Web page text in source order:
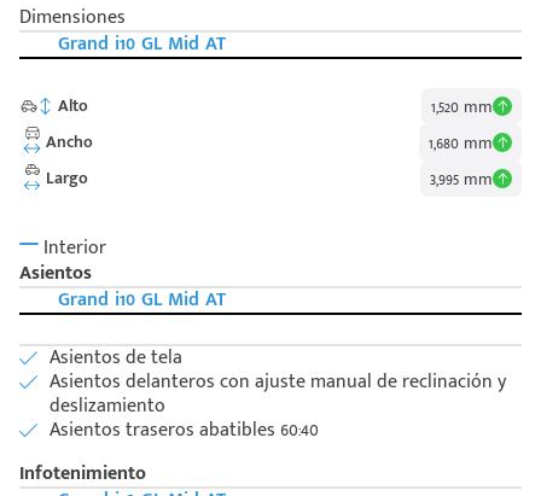
Dimensiones
Grand i10 GL Mid AT
Alto
1,520 mm
Ancho
1,680 mm
Largo
3,995 mm
Interior
Asientos
Grand i10 GL Mid AT
Asientos de tela
Asientos delanteros con ajuste manual de reclinación y
deslizamiento
Asientos traseros abatibles 60:40
Infotenimiento